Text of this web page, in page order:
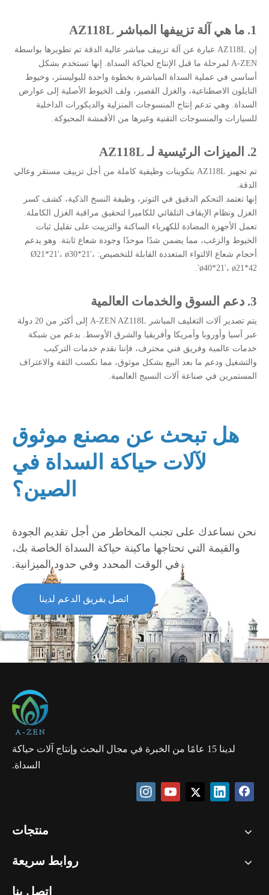
1. ما هي آلة تزييفها المباشر AZ118L
إن AZ118L عبارة عن آلة تزييف مباشر عالية الدقة تم تطويرها بواسطة
A-ZEN لمرحلة ما قبل الإنتاج لحياكة السداة. إنها تستخدم بشكل
أساسي في عملية السداة المباشرة بخطوة واحدة للبوليستر، وخيوط
النايلون الاصطناعية، والغزل القصير، ولف الخيوط الأصلية إلى عوارض
السداة. وهي تدعم إنتاج المنسوجات المنزلية والديكورات الداخلية
للسيارات والمنسوجات التقنية وغيرها من الأقمشة المحبوكة.
2. الميزات الرئيسية لـ AZ118L
تم تجهيز AZ118L بتكوينات وظيفية كاملة من أجل تزييف مستقر وعالي
الدقة.
إنها تعتمد التحكم الدقيق في التوتر، وظيفة النسخ الذكية، كشف كسر
الغزل ونظام الإيقاف التلقائي للكاميرا لتحقيق مراقبة الغزل الكاملة.
تعمل الأجهزة المضادة للكهرباء الساكنة والتزييت على تقليل ثبات
الخيوط والزغب، مما يضمن شدًا موحدًا وجودة شعاع ثابتة. وهو يدعم
أحجام شعاع الالتواء المتعددة القابلة للتخصيص: Ø21*21'، ø30*21'،
ø40*21'، ø21*42'.
3. دعم السوق والخدمات العالمية
يتم تصدير آلات التغليف المباشر A-ZEN AZ118L إلى أكثر من 20 دولة
عبر آسيا وأوروبا وأمريكا وأفريقيا والشرق الأوسط. بدعم من شبكة
خدمات عالمية وفريق فني محترف، فإننا نقدم خدمات التركيب
والتشغيل ودعم ما بعد البيع بشكل موثوق، مما نكسب الثقة والاعتراف
المستمرين في صناعة آلات النسيج العالمية.
هل تبحث عن مصنع موثوق
لآلات حياكة السداة في
الصين؟
نحن نساعدك على تجنب المخاطر من أجل تقديم الجودة
والقيمة التي تحتاجها ماكينة حياكة السداة الخاصة بك،
في الوقت المحدد وفي حدود الميزانية.
اتصل بفريق الدعم لدينا
لدينا 15 عامًا من الخبرة في مجال البحث وإنتاج آلات حياكة
السداة.
منتجات
روابط سريعة
اتصل بنا